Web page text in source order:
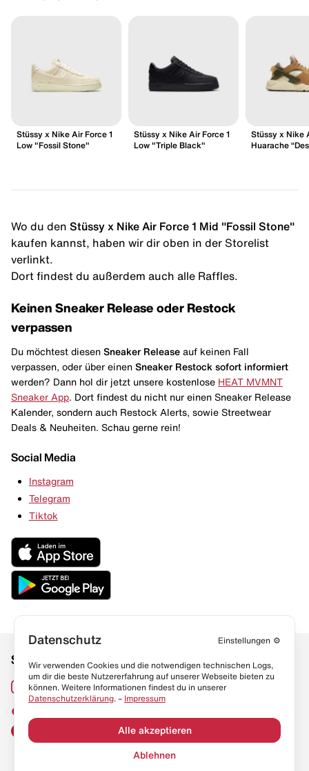
Stüssy x Nike Air Force 1
Low "Fossil Stone"
Stüssy x Nike Air Force 1
Low "Triple Black"
Stüssy x Nike
Huarache
Wo du den Stüssy x Nike Air Force 1 Mid "Fossil Stone"
kaufen kannst, haben wir dir oben in der Storelist
verlinkt.
Dort findest du außerdem auch alle Raffles.
Keinen Sneaker Release oder Restock
verpassen
Du möchtest diesen Sneaker Release auf keinen Fall
verpassen, oder über einen Sneaker Restock sofort informiert
werden? Dann hol dir jetzt unsere kostenlose HEAT MVMNT
Sneaker App . Dort findest du nicht nur einen Sneaker Release
Kalender, sondern auch Restock Alerts, sowie Streetwear
Deals & Neuheiten. Schau gerne rein!
Social Media
Instagram
Telegram
Tiktok
Social Media
Instagram
Links
Sneaker Lexikon
Resell Guide
Datenschutz
Datenschutz Einstellungen ⚙️
Wir verwenden Cookies und die notwendigen technischen Logs,
um dir die beste Nutzererfahrung auf unserer Webseite bieten zu
können. Weitere Informationen findest du in unserer
Datenschutzerklärung. – Impressum
Alle akzeptieren
Ablehnen